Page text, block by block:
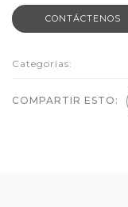
CONTÁCTENOS
Categorías:
COMPARTIR ESTO: